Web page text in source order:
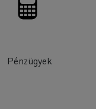
Pénzügyek